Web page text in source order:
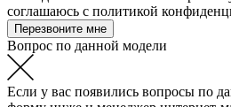
соглашаюсь с политикой
Вопрос по данной модели
Если у вас появились вопросы по